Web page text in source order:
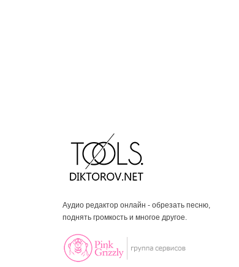
Аудио редактор онлайн - обрезать песню,
поднять громкость и многое другое.